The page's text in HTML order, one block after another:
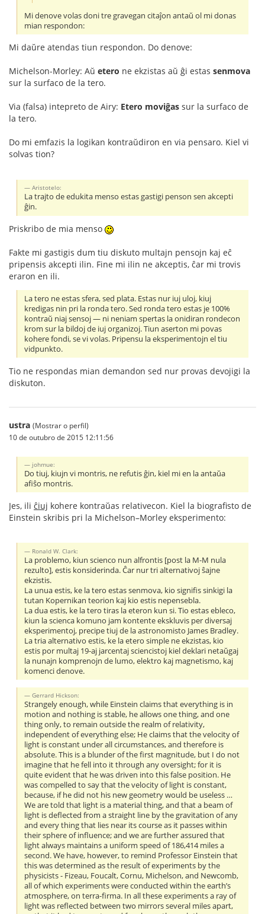
Mi denove volas doni tre gravegan citaĵon antaŭ ol mi donas
mian respondon:
Mi daŭre atendas tiun respondon. Do denove:
Michelson-Morley: Aŭ etero ne ekzistas aŭ ĝi estas senmova
sur la surfaco de la tero.
Via (falsa) intepreto de Airy: Etero moviĝas sur la surfaco de
la tero.
Do mi emfazis la logikan kontraŭdiron en via pensaro. Kiel vi
solvas tion?
Aristotelo:
La trajto de edukita menso estas gastigi penson sen akcepti
ĝin.
Priskribo de mia menso
Fakte mi gastigis dum tiu diskuto multajn pensojn kaj eĉ
pripensis akcepti ilin. Fine mi ilin ne akceptis, ĉar mi trovis
eraron en ili.
La tero ne estas sfera, sed plata. Estas nur iuj uloj, kiuj
kredigas nin pri la ronda tero. Sed ronda tero estas je 100%
kontraŭ niaj sensoj — ni neniam spertas la onidiran rondecon
krom sur la bildoj de iuj organizoj. Tiun aserton mi povas
kohere fondi, se vi volas. Pripensu la eksperimentojn el tiu
vidpunkto.
Tio ne respondas mian demandon sed nur provas devojigi la
diskuton.
ustra (Mostrar o perfil)
10 de outubro de 2015 12:11:56
johmue:
Do tiuj, kiujn vi montris, ne refutis ĝin, kiel mi en la antaŭa
afiŝo montris.
Jes, ili ĉiuj kohere kontraŭas relativecon. Kiel la biografisto de
Einstein skribis pri la Michelson–Morley eksperimento:
Ronald W. Clark:
La problemo, kiun scienco nun alfrontis [post la M-M nula
rezulto], estis konsiderinda. Ĉar nur tri alternativoj ŝajne
ekzistis.
La unua estis, ke la tero estas senmova, kio signifis sinkigi la
tutan Kopernikan teorion kaj kio estis nepensebla.
La dua estis, ke la tero tiras la eteron kun si. Tio estas ebleco,
kiun la scienca komuno jam kontente ekskluvis per diversaj
eksperimentoj, precipe tiuj de la astronomisto James Bradley.
La tria alternativo estis, ke la etero simple ne ekzistas, kio
estis por multaj 19-aj jarcentaj sciencistoj kiel deklari netaŭgaj
la nunajn komprenojn de lumo, elektro kaj magnetismo, kaj
komenci denove.
Gerrard Hickson:
Strangely enough, while Einstein claims that everything is in
motion and nothing is stable, he allows one thing, and one
thing only, to remain outside the realm of relativity,
independent of everything else; He claims that the velocity of
light is constant under all circumstances, and therefore is
absolute. This is a blunder of the first magnitude, but I do not
imagine that he fell into it through any oversight; for it is
quite evident that he was driven into this false position. He
was compelled to say that the velocity of light is constant,
because, if he did not his new geometry would be useless …
We are told that light is a material thing, and that a beam of
light is deflected from a straight line by the gravitation of any
and every thing that lies near its course as it passes within
their sphere of influence; and we are further assured that
light always maintains a uniform speed of 186,414 miles a
second. We have, however, to remind Professor Einstein that
this was determined as the result of experiments by the
physicists - Fizeau, Foucalt, Cornu, Michelson, and Newcomb,
all of which experiments were conducted within the earth’s
atmosphere, on terra-firma. In all these experiments a ray of
light was reflected between two mirrors several miles apart,